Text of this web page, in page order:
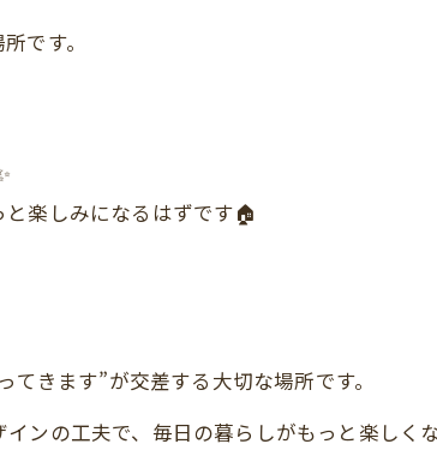
です。
楽しみになるはずです🏠
きます”が交差する大切な場所です。
ンの工夫で、毎日の暮らしがもっと楽しく